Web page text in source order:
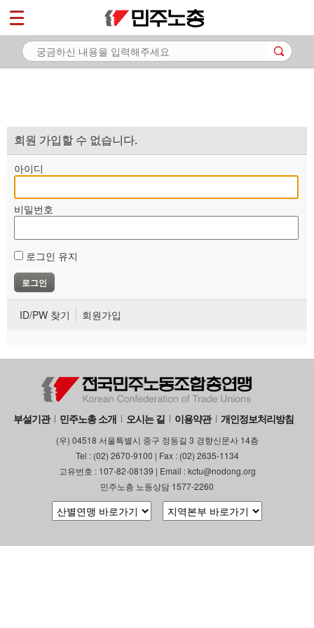
회원 가입할 수 없습니다.
아이디
비밀번호
로그인 유지
ID/PW 찾기 회원가입
부설기관 민주노총 소개 오시는 길 이용약관 개인정보처리방침
(우) 04518 서울특별시 중구 정동길 3 경향신문사 14층
Tel : (02) 2670-9100 | Fax : (02) 2635-1134
고유번호 : 107-82-08139 | Email : kctu@nodong.org
민주노총 노동상담 1577-2260
마이페이지
소개
자료
부설기관